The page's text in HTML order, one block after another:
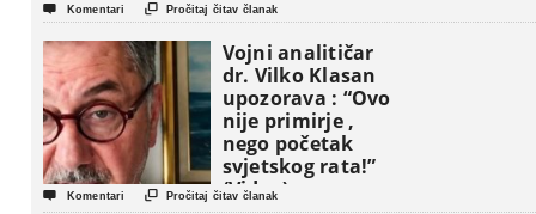
 Komentari  Pročitaj čitav članak
Vojni analitičar
dr. Vilko Klasan
upozorava : “Ovo
nije primirje ,
nego početak
svjetskog rata!”
(Video)
 Komentari  Pročitaj čitav članak